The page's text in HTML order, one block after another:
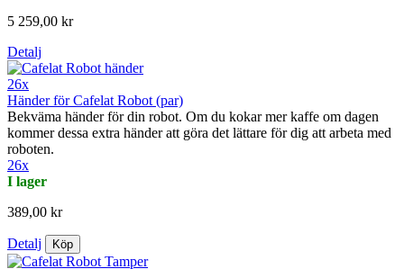
5 259,00 kr
Detalj
26x
Händer för Cafelat Robot (par)
Bekväma händer för din robot. Om du kokar mer kaffe om dagen
kommer dessa extra händer att göra det lättare för dig att arbeta med
roboten.
26x
I lager
389,00 kr
Detalj Köp